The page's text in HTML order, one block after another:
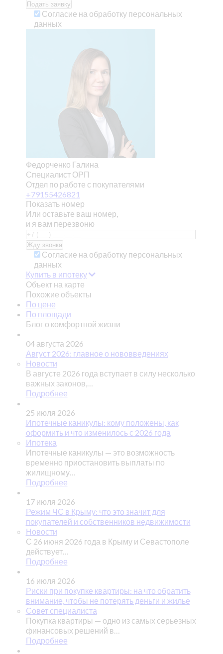
Согласие на обработку персональных
данных
Федорченко Галина
Специалист ОРП
Отдел по работе с покупателями
+79155426821
Показать номер
Или оставьте ваш номер,
и я вам перезвоню
Согласие на обработку персональных
данных
Купить в ипотеку
Объект на карте
Похожие объекты
По цене
По площади
Блог о комфортной жизни
04 августа 2026
Август 2026: главное о нововведениях
Новости
В августе 2026 года вступает в силу несколько
важных законов,…
Подробнее
25 июля 2026
Ипотечные каникулы: кому положены, как
оформить и что изменилось с 2026 года
Ипотека
Ипотечные каникулы — это возможность
временно приостановить выплаты по
жилищному…
Подробнее
17 июля 2026
Режим ЧС в Крыму: что это значит для
покупателей и собственников недвижимости
Новости
С 26 июня 2026 года в Крыму и Севастополе
действует…
Подробнее
16 июля 2026
Риски при покупке квартиры: на что обратить
внимание, чтобы не потерять деньги и жилье
Совет специалиста
Покупка квартиры — одно из самых серьезных
финансовых решений в…
Подробнее